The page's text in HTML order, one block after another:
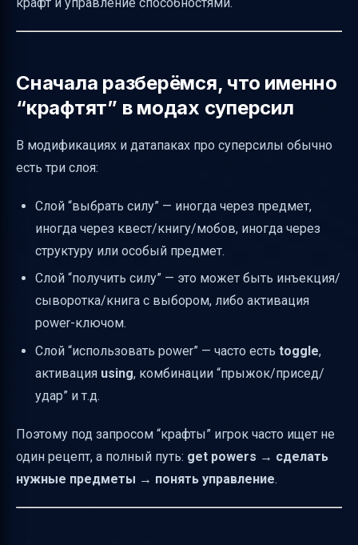
запроса к результату
Сначала разберёмся, что именно
“крафтят” в модах суперсил
В модификациях и датапаках про суперсилы обычно
есть три слоя:
Слой “выбрать силу” — иногда через предмет,
иногда через квест/книгу/мобов, иногда через
структуру или особый предмет.
Слой “получить силу” — это может быть инъекция/
сыворотка/книга с выбором, либо активация
power-ключом.
Слой “использовать power” — часто есть toggle,
активация using, комбинации “прыжок/присед/
удар” и т.д.
Поэтому под запросом “крафты” игрок часто ищет не
один рецепт, а полный путь: get powers → сделать
нужные предметы → понять управление.